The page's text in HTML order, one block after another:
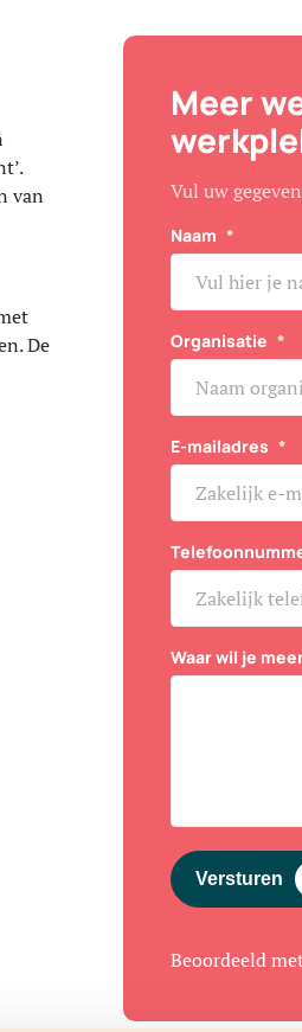
van
De
Meer
Vul uw
Naam *
Organisatie *
E-mailadres *
Waar wil je
Versturen
Beoordeeld